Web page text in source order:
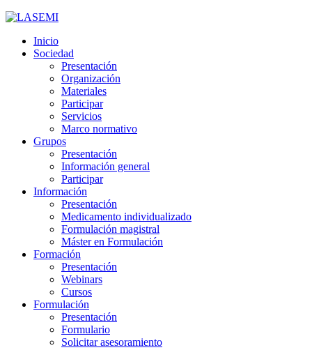
Inicio
Sociedad
Presentación
Organización
Materiales
Participar
Servicios
Marco normativo
Grupos
Presentación
Información general
Participar
Información
Presentación
Medicamento individualizado
Formulación magistral
Máster en Formulación
Formación
Presentación
Webinars
Cursos
Formulación
Presentación
Formulario
Solicitar asesoramiento